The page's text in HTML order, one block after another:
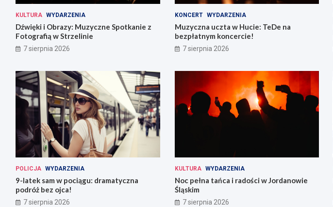
KULTURA WYDARZENIA
Dźwięki i Obrazy: Muzyczne Spotkanie z
Fotografią w Strzelinie
7 sierpnia 2026
KONCERT WYDARZENIA
Muzyczna uczta w Hucie: TeDe na
bezpłatnym koncercie!
7 sierpnia 2026
POLICJA WYDARZENIA
9-latek sam w pociągu: dramatyczna
podróż bez ojca!
7 sierpnia 2026
KULTURA WYDARZENIA
Noc pełna tańca i radości w Jordanowie
Śląskim
7 sierpnia 2026